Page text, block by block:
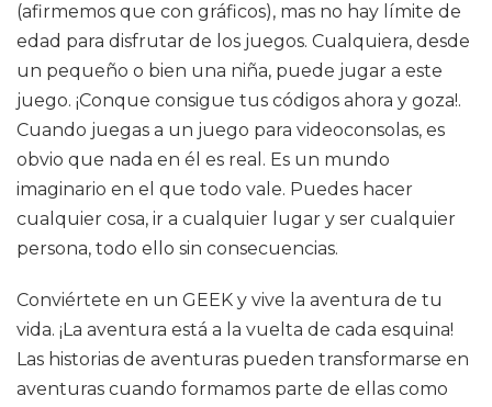
(afirmemos que con gráficos), mas no hay límite de
edad para disfrutar de los juegos. Cualquiera, desde
un pequeño o bien una niña, puede jugar a este
juego. ¡Conque consigue tus códigos ahora y goza!.
Cuando juegas a un juego para videoconsolas, es
obvio que nada en él es real. Es un mundo
imaginario en el que todo vale. Puedes hacer
cualquier cosa, ir a cualquier lugar y ser cualquier
persona, todo ello sin consecuencias.
Conviértete en un GEEK y vive la aventura de tu
vida. ¡La aventura está a la vuelta de cada esquina!
Las historias de aventuras pueden transformarse en
aventuras cuando formamos parte de ellas como